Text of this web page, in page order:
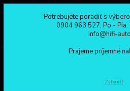
0904 963 527
Po - Pia: 08:00 - 16:00
Potrebujete poradiť s
0904 963 527, Po -
info@hifi-
Prajeme príjemné
Zatvoriť